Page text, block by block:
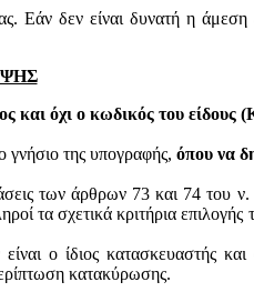
Εάν δεν είναι δυνατή η
όχι ο κωδικός του είδους
της υπογραφής, όπου να
των άρθρων 73 και 74 του
τα σχετικά κριτήρια
ο ίδιος κατασκευαστής
κατακύρωσης.